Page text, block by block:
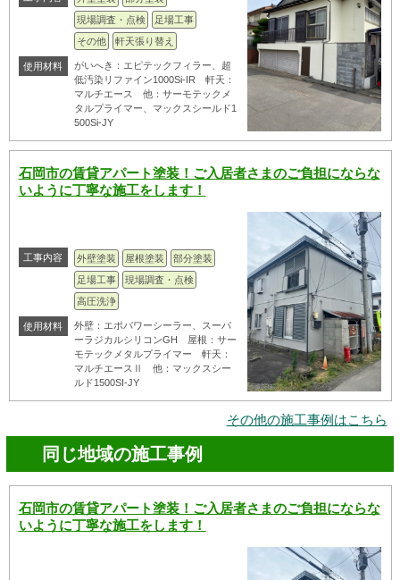
現場調査・点検
足場工事
その他
軒天張り替え
使用材料
がいへき：エピテックフィラー、超
低汚染リファイン1000Si-IR 軒天：
マルチエース 他：サーモテックメ
タルプライマー、マックスシールド1
500Si-JY
石岡市の賃貸アパート塗装！ご入居者さまのご負担にならな
いように丁寧な施工をします！
工事内容 外壁塗装 屋根塗装
部分塗装
足場工事
現場調査・点検
高圧洗浄
使用材料
外壁：エポパワーシーラー、スーパ
ーラジカルシリコンGH 屋根：サー
モテックメタルプライマー 軒天：
マルチエースⅡ 他：マックスシー
ルド1500SI-JY
その他の施工事例はこちら
同じ地域の施工事例
石岡市の賃貸アパート塗装！ご入居者さまのご負担にならな
いように丁寧な施工をします！